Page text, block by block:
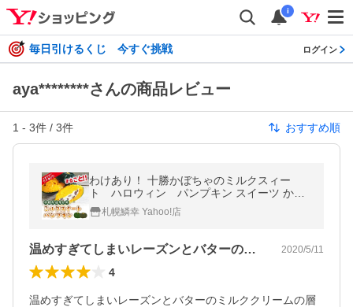
i
毎日引けるくじ 今すぐ挑戦 ログイン
aya********さんの商品レビュー
1 - 3件 / 3件 おすすめ順
わけあり！ 十勝かぼちゃのミルクスィー
ト ハロウィン パンプキン スイーツ かぼ
ちゃ 北海道 牛乳 デザート アウトレット お
取り寄せ
札幌鱗幸 Yahoo!店
温めすぎてしまいレーズンとバターのミル… 2020/5/11
4
温めすぎてしまいレーズンとバターのミルククリームの層